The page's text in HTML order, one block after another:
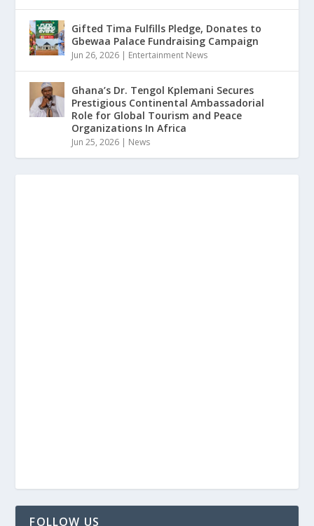
Gifted Tima Fulfills Pledge, Donates to
Gbewaa Palace Fundraising Campaign
Jun 26, 2026 | Entertainment News
Ghana’s Dr. Tengol Kplemani Secures
Prestigious Continental Ambassadorial
Role for Global Tourism and Peace
Organizations In Africa
Jun 25, 2026 | News
FOLLOW US